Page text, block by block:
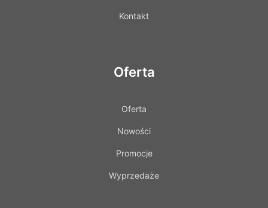
Kontakt
Oferta
Oferta
Nowości
Promocje
Wyprzedaże